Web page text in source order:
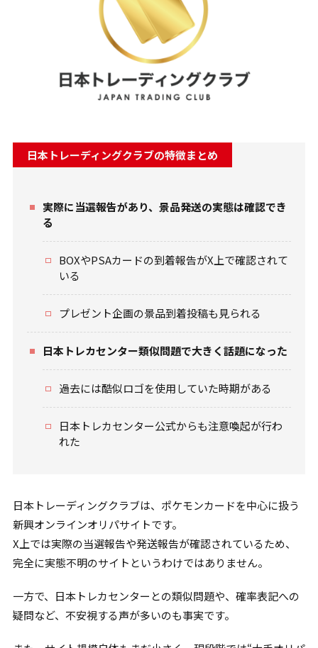
日本トレーディングクラブの特徴まとめ
実際に当選報告があり、景品発送の実態は確認でき
る
BOXやPSAカードの到着報告がX上で確認されて
いる
プレゼント企画の景品到着投稿も見られる
日本トレカセンター類似問題で大きく話題になった
過去には酷似ロゴを使用していた時期がある
日本トレカセンター公式からも注意喚起が行わ
れた
日本トレーディングクラブは、ポケモンカードを中心に扱う
新興オンラインオリパサイトです。
X上では実際の当選報告や発送報告が確認されているため、
完全に実態不明のサイトというわけではありません。
一方で、日本トレカセンターとの類似問題や、確率表記への
疑問など、不安視する声が多いのも事実です。